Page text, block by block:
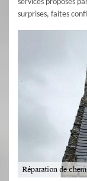
services proposés
surprises, faites